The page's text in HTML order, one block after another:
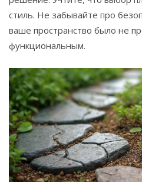
стиль. Не забывайте про
ваше пространство было не
функциональным.